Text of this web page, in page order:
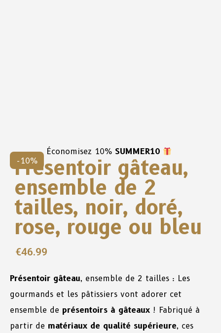
-10%
Économisez 10% SUMMER10
Présentoir gâteau,
ensemble de 2
tailles, noir, doré,
rose, rouge ou bleu
€46.99
Présentoir gâteau, ensemble de 2 tailles : Les
gourmands et les pâtissiers vont adorer cet
ensemble de présentoirs à gâteaux ! Fabriqué à
partir de matériaux de qualité supérieure, ces